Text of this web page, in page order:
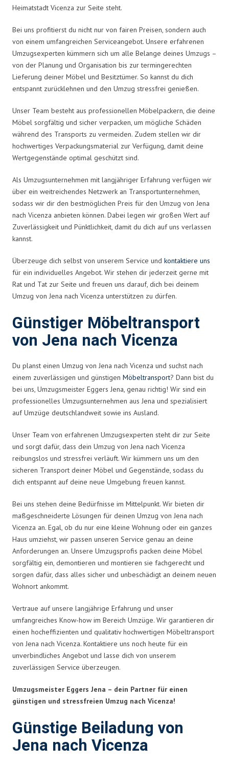
Heimatstadt Vicenza zur Seite steht.
Bei uns profitierst du nicht nur von fairen Preisen, sondern auch
von einem umfangreichen Serviceangebot. Unsere erfahrenen
Umzugsexperten kümmern sich um alle Belange deines Umzugs –
von der Planung und Organisation bis zur termingerechten
Lieferung deiner Möbel und Besitztümer. So kannst du dich
entspannt zurücklehnen und den Umzug stressfrei genießen.
Unser Team besteht aus professionellen Möbelpackern, die deine
Möbel sorgfältig und sicher verpacken, um mögliche Schäden
während des Transports zu vermeiden. Zudem stellen wir dir
hochwertiges Verpackungsmaterial zur Verfügung, damit deine
Wertgegenstände optimal geschützt sind.
Als Umzugsunternehmen mit langjähriger Erfahrung verfügen wir
über ein weitreichendes Netzwerk an Transportunternehmen,
sodass wir dir den bestmöglichen Preis für den Umzug von Jena
nach Vicenza anbieten können. Dabei legen wir großen Wert auf
Zuverlässigkeit und Pünktlichkeit, damit du dich auf uns verlassen
kannst.
Überzeuge dich selbst von unserem Service und kontaktiere uns
für ein individuelles Angebot. Wir stehen dir jederzeit gerne mit
Rat und Tat zur Seite und freuen uns darauf, dich bei deinem
Umzug von Jena nach Vicenza unterstützen zu dürfen.
Günstiger Möbeltransport
von Jena nach Vicenza
Du planst einen Umzug von Jena nach Vicenza und suchst nach
einem zuverlässigen und günstigen Möbeltransport? Dann bist du
bei uns, Umzugsmeister Eggers Jena, genau richtig! Wir sind ein
professionelles Umzugsunternehmen aus Jena und spezialisiert
auf Umzüge deutschlandweit sowie ins Ausland.
Unser Team von erfahrenen Umzugsexperten steht dir zur Seite
und sorgt dafür, dass dein Umzug von Jena nach Vicenza
reibungslos und stressfrei verläuft. Wir kümmern uns um den
sicheren Transport deiner Möbel und Gegenstände, sodass du
dich entspannt auf deine neue Umgebung freuen kannst.
Bei uns stehen deine Bedürfnisse im Mittelpunkt. Wir bieten dir
maßgeschneiderte Lösungen für deinen Umzug von Jena nach
Vicenza an. Egal, ob du nur eine kleine Wohnung oder ein ganzes
Haus umziehst, wir passen unseren Service genau an deine
Anforderungen an. Unsere Umzugsprofis packen deine Möbel
sorgfältig ein, demontieren und montieren sie fachgerecht und
sorgen dafür, dass alles sicher und unbeschädigt an deinem neuen
Wohnort ankommt.
Vertraue auf unsere langjährige Erfahrung und unser
umfangreiches Know-how im Bereich Umzüge. Wir garantieren dir
einen hocheffizienten und qualitativ hochwertigen Möbeltransport
von Jena nach Vicenza. Kontaktiere uns noch heute für ein
unverbindliches Angebot und lasse dich von unserem
zuverlässigen Service überzeugen.
Umzugsmeister Eggers Jena – dein Partner für einen
günstigen und stressfreien Umzug nach Vicenza!
Günstige Beiladung von
Jena nach Vicenza